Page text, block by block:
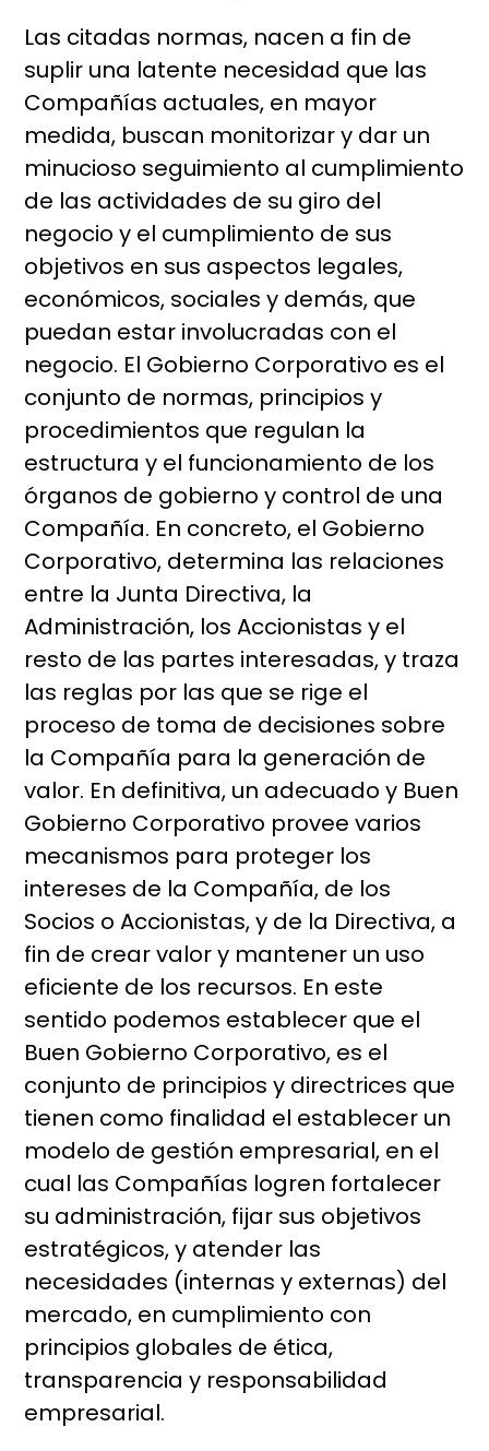
Las citadas normas, nacen a fin de
suplir una latente necesidad que las
Compañías actuales, en mayor
medida, buscan monitorizar y dar un
minucioso seguimiento al cumplimiento
de las actividades de su giro del
negocio y el cumplimiento de sus
objetivos en sus aspectos legales,
económicos, sociales y demás, que
puedan estar involucradas con el
negocio. El Gobierno Corporativo es el
conjunto de normas, principios y
procedimientos que regulan la
estructura y el funcionamiento de los
órganos de gobierno y control de una
Compañía. En concreto, el Gobierno
Corporativo, determina las relaciones
entre la Junta Directiva, la
Administración, los Accionistas y el
resto de las partes interesadas, y traza
las reglas por las que se rige el
proceso de toma de decisiones sobre
la Compañía para la generación de
valor. En definitiva, un adecuado y Buen
Gobierno Corporativo provee varios
mecanismos para proteger los
intereses de la Compañía, de los
Socios o Accionistas, y de la Directiva, a
fin de crear valor y mantener un uso
eficiente de los recursos. En este
sentido podemos establecer que el
Buen Gobierno Corporativo, es el
conjunto de principios y directrices que
tienen como finalidad el establecer un
modelo de gestión empresarial, en el
cual las Compañías logren fortalecer
su administración, fijar sus objetivos
estratégicos, y atender las
necesidades (internas y externas) del
mercado, en cumplimiento con
principios globales de ética,
transparencia y responsabilidad
empresarial.